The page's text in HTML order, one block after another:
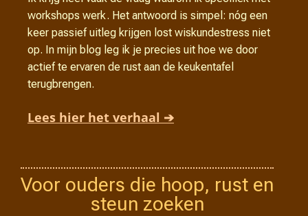
workshops werk. Het antwoord is simpel: nóg een
keer passief uitleg krijgen lost wiskundestress niet
op. In mijn blog leg ik je precies uit hoe we door
actief te ervaren de rust aan de keukentafel
terugbrengen.
Lees hier het verhaal ➔
Voor ouders die hoop, rust en
steun zoeken